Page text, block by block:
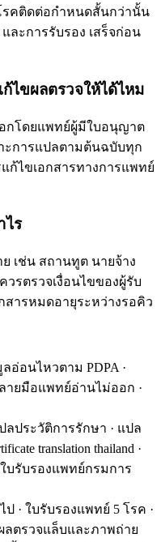
รคติดต่อกำหนดสั้นกว่านั้น
ละการรับรอง เสร็จก่อน
ไขผลตรวจให้ได้ไหม
กโดยแพทย์ผู้มีใบอนุญาต
ะการแปลตามต้นฉบับทุก
ก้ไขเอกสารทางการแพทย์
ไร
เช่น สถานทูต นายจ้าง
รตรวจเงื่อนไขของผู้รับ
สารหมดอายุระหว่างรอคิว
อนไหวตาม PDPA ·
ลายมือแพทย์อ่านไม่ออก ·
ลประวัติการรักษา · แปล
translation thailand ·
งใบรับรองแพทย์กรมการ
· ใบรับรองแพทย์ 5 โรค ·
ลตรวจแล็บและภาพถ่าย